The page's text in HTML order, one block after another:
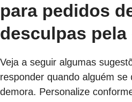
para pedidos
desculpas pela
Veja a seguir algumas
responder quando alguém se
demora. Personalize